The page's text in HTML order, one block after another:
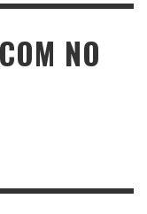
NO